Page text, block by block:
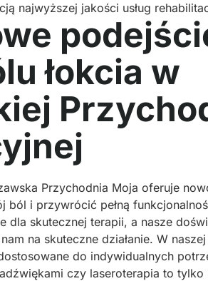
najwyższej jakości usług
łokcia w
Przychodnia Moja oferuje
ból i przywrócić pełną
dla skutecznej terapii, a nasze
na skuteczne działanie. W
do indywidualnych
czy laseroterapia to